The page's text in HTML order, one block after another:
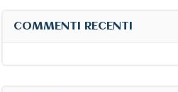
COMMENTI RECENTI